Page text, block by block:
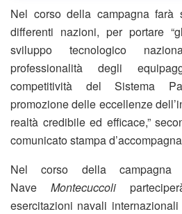
Nel corso della campagna
differenti nazioni, per portare
sviluppo tecnologico
professionalità degli
competitività del Sistema
promozione delle eccellenze
realtà credibile ed efficace,”
comunicato stampa
Nel corso della campagna
Nave Montecuccoli
esercitazioni navali